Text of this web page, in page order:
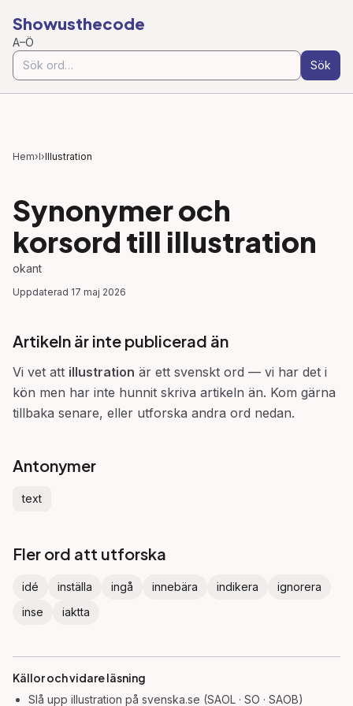
Showusthecode
A–Ö
Sök
Hem›I›Illustration
Synonymer och
korsord till illustration
okant
Uppdaterad 17 maj 2026
Artikeln är inte publicerad än
Vi vet att illustration är ett svenskt ord — vi har det i
kön men har inte hunnit skriva artikeln än. Kom gärna
tillbaka senare, eller utforska andra ord nedan.
Antonymer
text
Fler ord att utforska
idé inställa ingå innebära indikera
ignorera
inse
iaktta
Källor och vidare läsning
Slå upp illustration på svenska.se (SAOL · SO · SAOB)